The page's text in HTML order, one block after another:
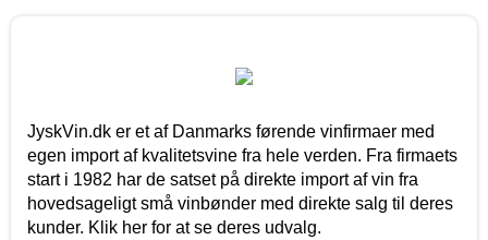
JyskVin.dk er et af Danmarks førende vinfirmaer med
egen import af kvalitetsvine fra hele verden. Fra firmaets
start i 1982 har de satset på direkte import af vin fra
hovedsageligt små vinbønder med direkte salg til deres
kunder. Klik her for at se deres udvalg.